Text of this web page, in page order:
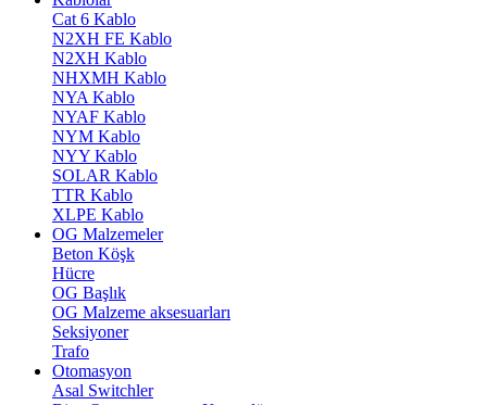
Cat 6 Kablo
N2XH FE Kablo
N2XH Kablo
NHXMH Kablo
NYA Kablo
NYAF Kablo
NYM Kablo
NYY Kablo
SOLAR Kablo
TTR Kablo
XLPE Kablo
OG Malzemeler
Beton Köşk
Hücre
OG Başlık
OG Malzeme aksesuarları
Seksiyoner
Trafo
Otomasyon
Asal Switchler